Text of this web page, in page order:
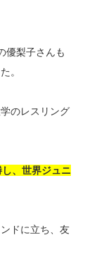
優梨子さんも
。
のレスリング
、世界ジュニ
ドに立ち、友